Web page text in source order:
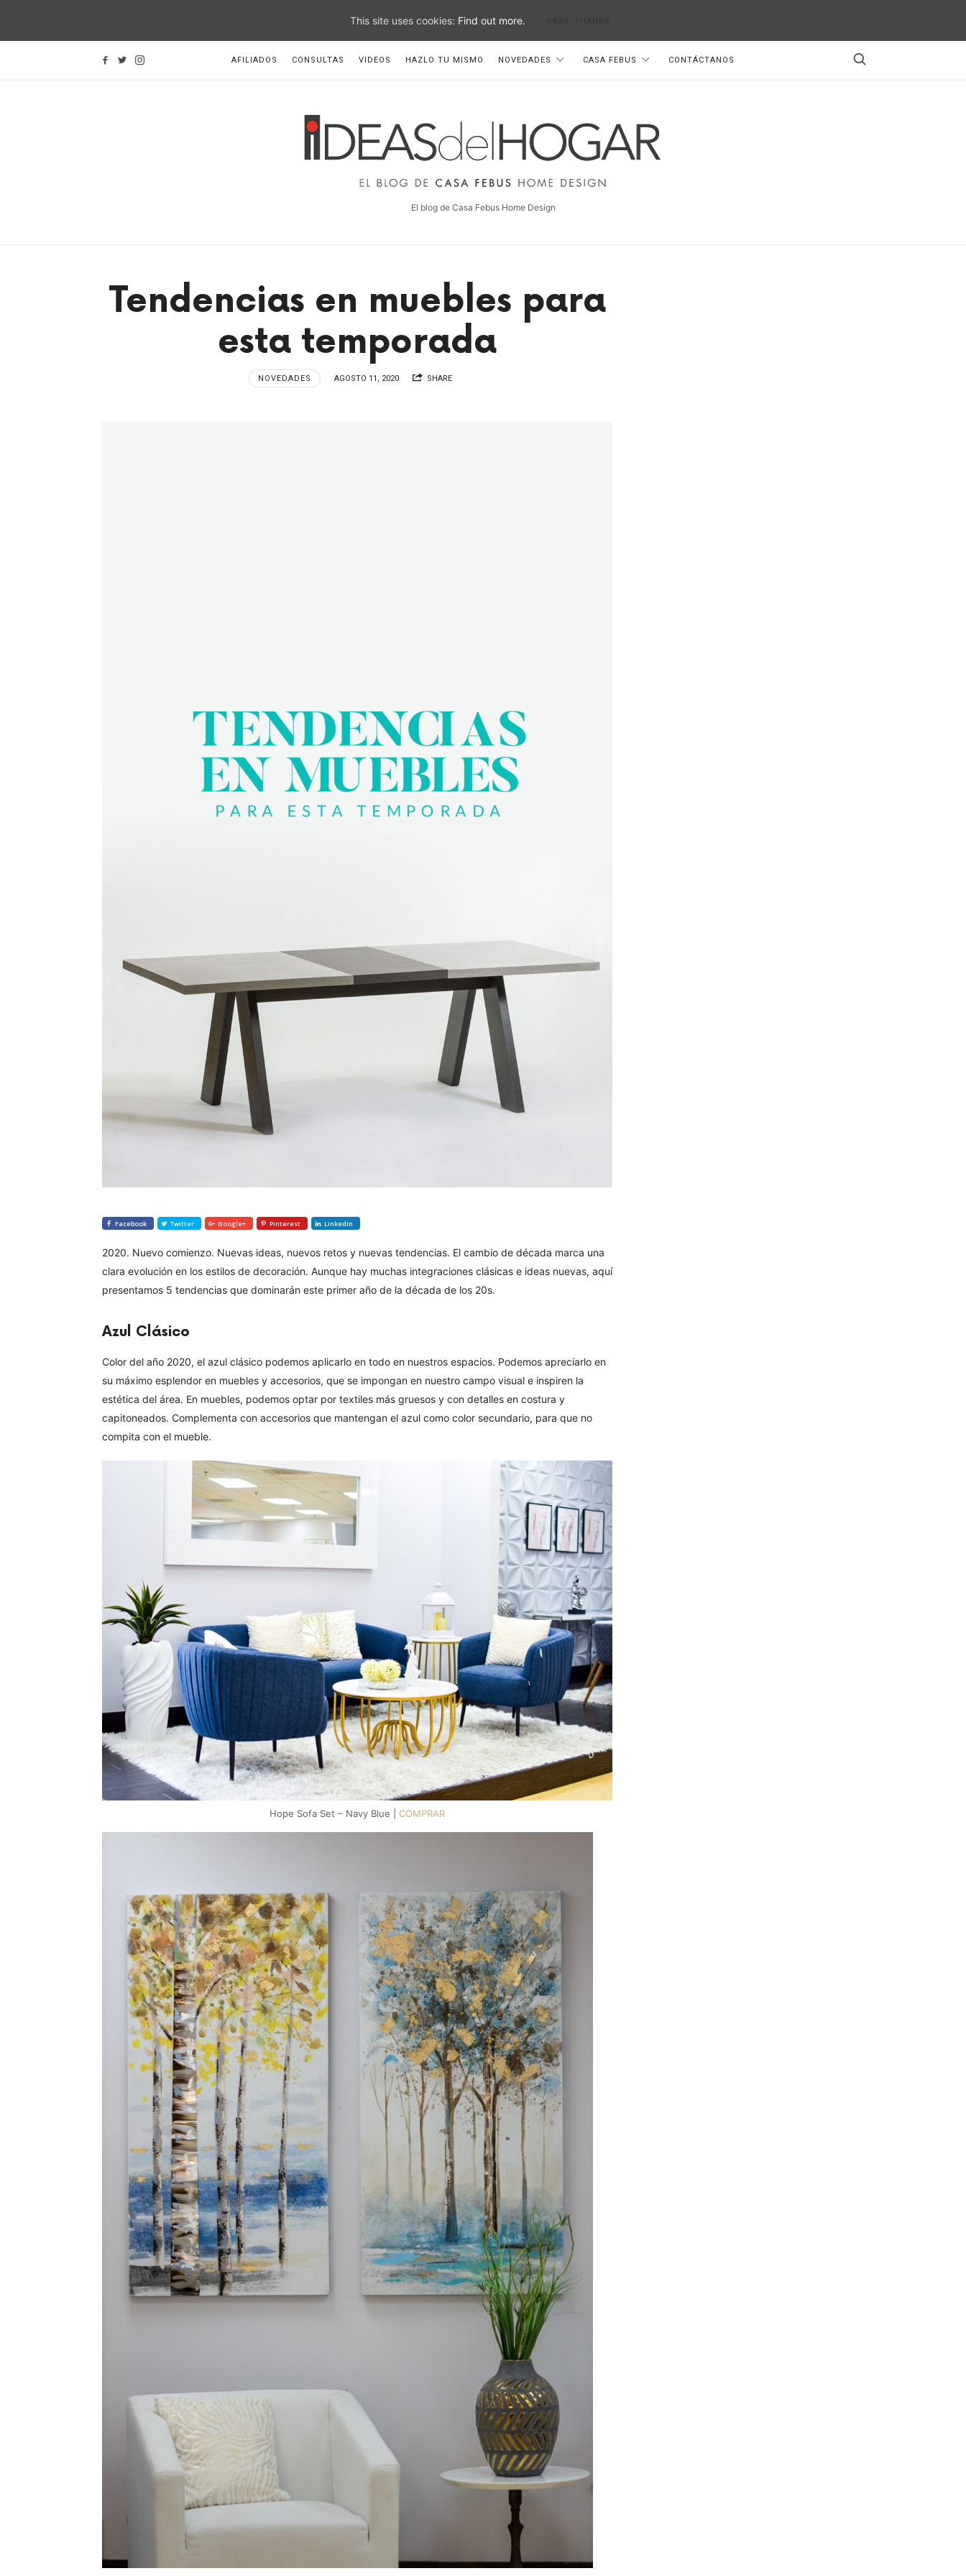
AFILIADOS CONSULTAS VIDEOS HAZLO TU MISMO NOVEDADES CASA FEBUS CONTÁCTANOS
Ideas
del
El blog de Casa Febus Home Design
Tendencias en muebles para
esta temporada
NOVEDADES AGOSTO 11, 2020 SHARE
Facebook Twitter Google+ Pinterest LinkedIn
2020. Nuevo comienzo. Nuevas ideas, nuevos retos y nuevas tendencias. El cambio de década marca una
clara evolución en los estilos de decoración. Aunque hay muchas integraciones clásicas e ideas nuevas, aquí
presentamos 5 tendencias que dominarán este primer año de la década de los 20s.
Azul Clásico
Color del año 2020, el azul clásico podemos aplicarlo en todo en nuestros espacios. Podemos apreciarlo en
su máximo esplendor en muebles y accesorios, que se impongan en nuestro campo visual e inspiren la
estética del área. En muebles, podemos optar por textiles más gruesos y con detalles en costura y
capitoneados. Complementa con accesorios que mantengan el azul como color secundario, para que no
compita con el mueble.
Hope Sofa Set – Navy Blue | COMPRAR
This site uses cookies: Find out more.